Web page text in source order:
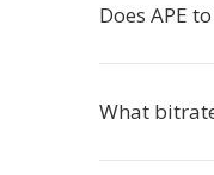
Does APE
What